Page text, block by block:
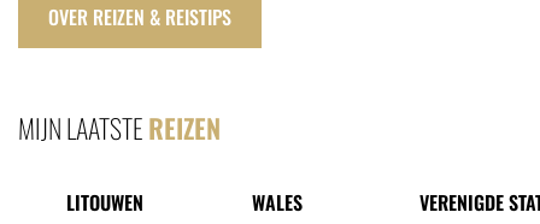
OVER REIZEN & REISTIPS
MIJN LAATSTEREIZEN
LITOUWEN
WALES
VERENIGDE